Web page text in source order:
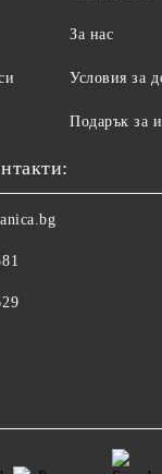
За нас
Условия за
Подарък за